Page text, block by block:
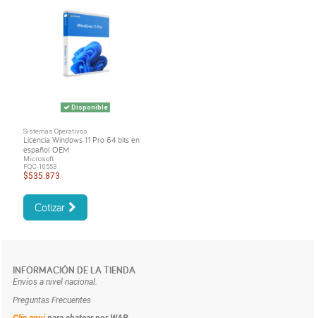
Disponible
Sistemas Operativos
Licencia Windows 11 Pro 64 bits en
español OEM
Microsoft
FQC-10553
$535.873
Cotizar
INFORMACIÓN DE LA TIENDA
Envíos a nivel nacional.
Preguntas Frecuentes